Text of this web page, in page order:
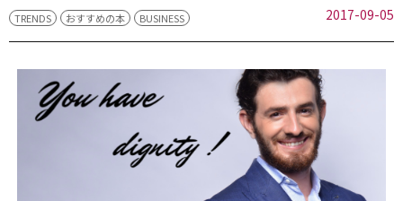
TRENDS おすすめの本 BUSINESS 2017-09-05